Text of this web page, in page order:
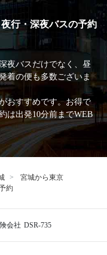
行・深夜バスの予約
夜バスだけでなく、昼
着の便も多数ございま
おすすめです。お得で
は出発10分前までWEB
宮城から東京
約
会社 DSR-735